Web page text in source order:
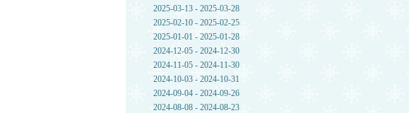
2025-03-13 - 2025-03-28
2025-02-10 - 2025-02-25
2025-01-01 - 2025-01-28
2024-12-05 - 2024-12-30
2024-11-05 - 2024-11-30
2024-10-03 - 2024-10-31
2024-09-04 - 2024-09-26
2024-08-08 - 2024-08-23